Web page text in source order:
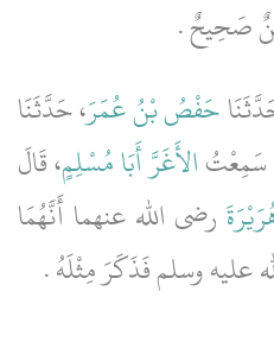
صَحِيحٌ ‏.‏
حَفْصُ بْنُ عُمَرَ، حَدَّثَنَا
سَمِعْتُالأَغَرَّ أَبَا مُسْلِمٍ، قَالَ
رضى الله عنهما أَنَّهُمَا
عليه وسلم فَذَكَرَ مِثْلَهُ ‏.‏